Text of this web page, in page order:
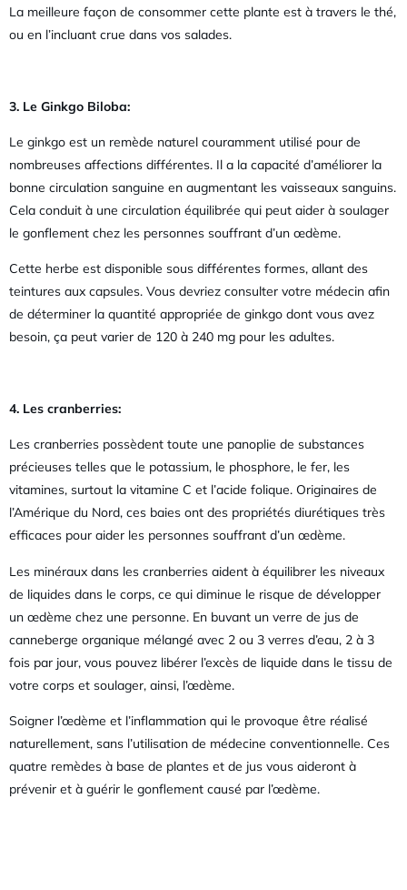
La meilleure façon de consommer cette plante est à travers le thé,
ou en l’incluant crue dans vos salades.
3. Le Ginkgo Biloba:
Le ginkgo est un remède naturel couramment utilisé pour de
nombreuses affections différentes. Il a la capacité d’améliorer la
bonne circulation sanguine en augmentant les vaisseaux sanguins.
Cela conduit à une circulation équilibrée qui peut aider à soulager
le gonflement chez les personnes souffrant d’un œdème.
Cette herbe est disponible sous différentes formes, allant des
teintures aux capsules. Vous devriez consulter votre médecin afin
de déterminer la quantité appropriée de ginkgo dont vous avez
besoin, ça peut varier de 120 à 240 mg pour les adultes.
4. Les cranberries:
Les cranberries possèdent toute une panoplie de substances
précieuses telles que le potassium, le phosphore, le fer, les
vitamines, surtout la vitamine C et l’acide folique. Originaires de
l’Amérique du Nord, ces baies ont des propriétés diurétiques très
efficaces pour aider les personnes souffrant d’un œdème.
Les minéraux dans les cranberries aident à équilibrer les niveaux
de liquides dans le corps, ce qui diminue le risque de développer
un œdème chez une personne. En buvant un verre de jus de
canneberge organique mélangé avec 2 ou 3 verres d’eau, 2 à 3
fois par jour, vous pouvez libérer l’excès de liquide dans le tissu de
votre corps et soulager, ainsi, l’œdème.
Soigner l’œdème et l’inflammation qui le provoque être réalisé
naturellement, sans l’utilisation de médecine conventionnelle. Ces
quatre remèdes à base de plantes et de jus vous aideront à
prévenir et à guérir le gonflement causé par l’œdème.